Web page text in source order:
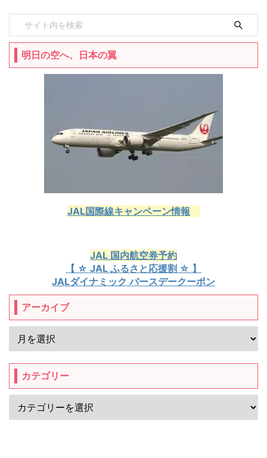
明日の空へ、日本の翼
JAL国際線キャンペーン情報
JAL 国内航空券予約
【 ☆ JAL ふるさと応援割 ☆ 】
JALダイナミック バースデークーポン
アーカイブ
カテゴリー